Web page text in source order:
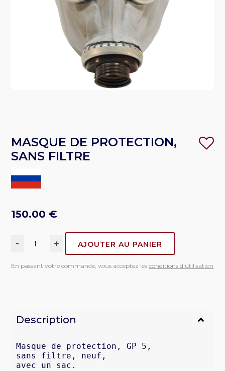
MASQUE DE PROTECTION,
SANS FILTRE
150.00 €
-
Masque
+ AJOUTER AU PANIER
En passant votre commande, vous acceptez lesconditions d'utilisation
Description
Masque de protection, GP 5,
sans filtre, neuf,
avec un sac.